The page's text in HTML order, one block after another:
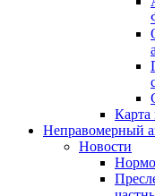
Карта
Неправомерный
Новости